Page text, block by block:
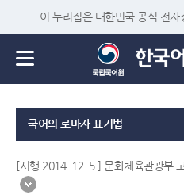
이 누리집은 대한민국 공식 전자
국어의 로마자 표기법
[시행 2014. 12. 5.] 문화체육관광부